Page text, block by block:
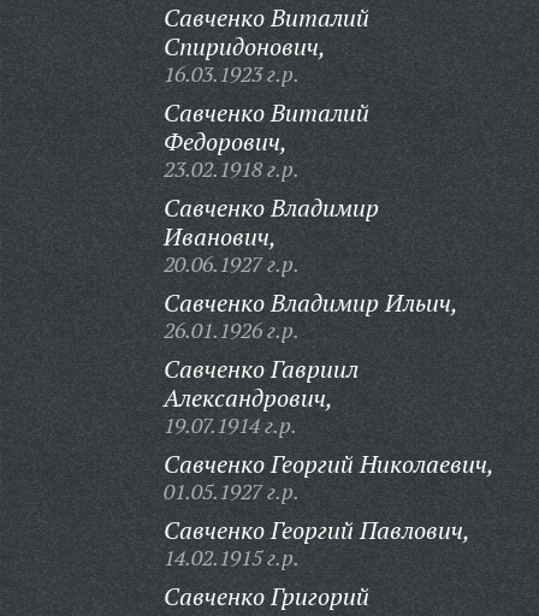
Савченко Виталий
Спиридонович,
16.03.1923 г.р.
Савченко Виталий
Федорович,
23.02.1918 г.р.
Савченко Владимир
Иванович,
20.06.1927 г.р.
Савченко Владимир Ильич,
26.01.1926 г.р.
Савченко Гавриил
Александрович,
19.07.1914 г.р.
Савченко Георгий Николаевич,
01.05.1927 г.р.
Савченко Георгий Павлович,
14.02.1915 г.р.
Савченко Григорий